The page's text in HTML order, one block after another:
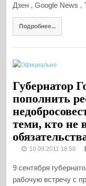
Дзен , Google News ,
Подробнее...
Губернатор
пополнить
теми, кто не
10.09.2011 18:58
9 сентября
рабочую встречу с